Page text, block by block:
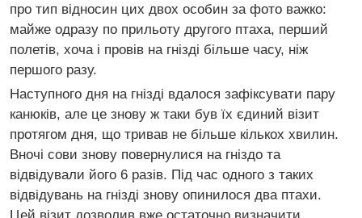
про тип відносин цих двох особин за фото важко:
майже одразу по прильоту другого птаха, перший
полетів, хоча і провів на гнізді більше часу, ніж
першого разу.
Наступного дня на гнізді вдалося зафіксувати пару
канюків, але це знову ж таки був їх єдиний візит
протягом дня, що тривав не більше кількох хвилин.
Вночі сови знову повернулися на гніздо та
відвідували його 6 разів. Під час одного з таких
відвідувань на гнізді знову опинилося два птахи.
Цей візит дозволив вже остаточно визначити